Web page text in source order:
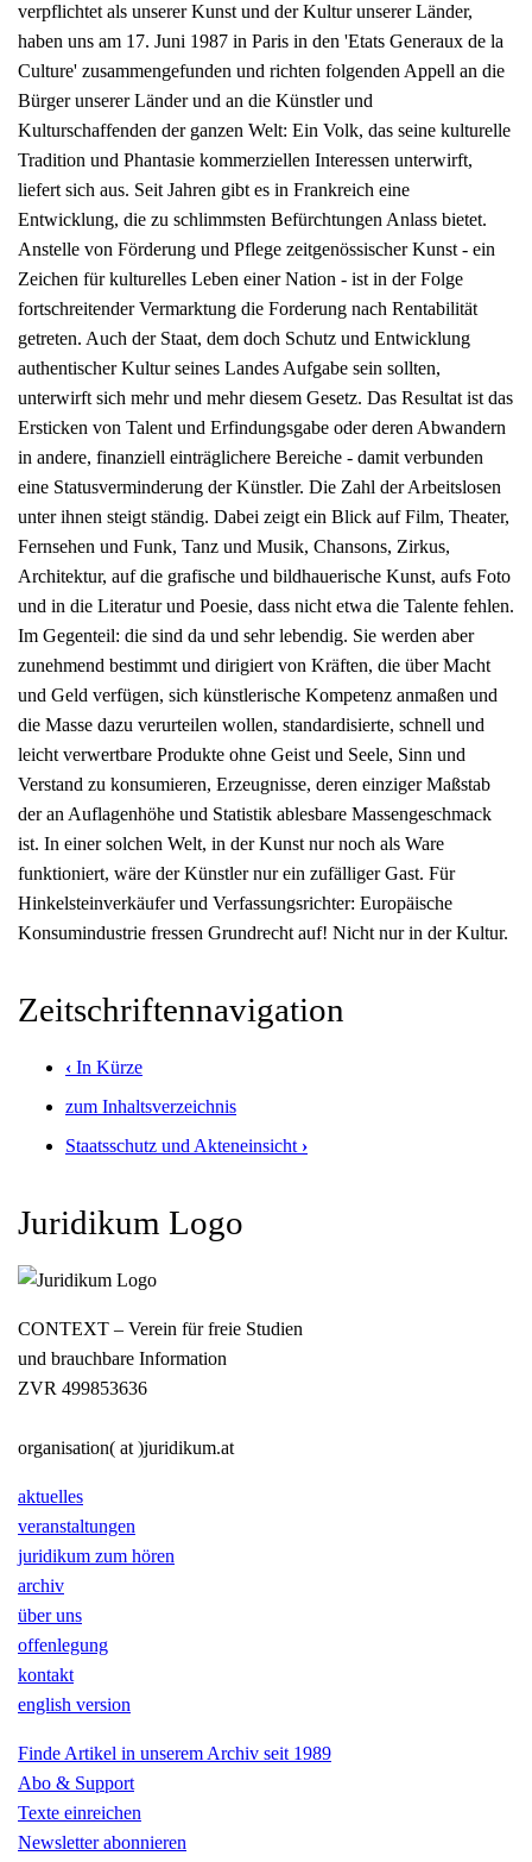
verpflichtet als unserer Kunst und der Kultur unserer Länder,
haben uns am 17. Juni 1987 in Paris in den 'Etats Generaux de la
Culture' zusammengefunden und richten folgenden Appell an die
Bürger unserer Länder und an die Künstler und
Kulturschaffenden der ganzen Welt: Ein Volk, das seine kulturelle
Tradition und Phantasie kommerziellen Interessen unterwirft,
liefert sich aus. Seit Jahren gibt es in Frankreich eine
Entwicklung, die zu schlimmsten Befürchtungen Anlass bietet.
Anstelle von Förderung und Pflege zeitgenössischer Kunst - ein
Zeichen für kulturelles Leben einer Nation - ist in der Folge
fortschreitender Vermarktung die Forderung nach Rentabilität
getreten. Auch der Staat, dem doch Schutz und Entwicklung
authentischer Kultur seines Landes Aufgabe sein sollten,
unterwirft sich mehr und mehr diesem Gesetz. Das Resultat ist das
Ersticken von Talent und Erfindungs­gabe oder deren Abwandern
in andere, finanziell einträglichere Bereiche - damit verbunden
eine Statusverminderung der Künstler. Die Zahl der Arbeitslosen
unter ihnen steigt ständig. Dabei zeigt ein Blick auf Film, Theater,
Fernsehen und Funk, Tanz und Musik, Chansons, Zirkus,
Architektur, auf die grafische und bildhauerische Kunst, aufs Foto
und in die Literatur und Poesie, dass nicht etwa die Talente fehlen.
Im Gegenteil: die sind da und sehr lebendig. Sie werden aber
zunehmend bestimmt und dirigiert von Kräften, die über Macht
und Geld verfügen, sich künstlerische Kompetenz anmaßen und
die Masse dazu verurteilen wollen, standardisierte, schnell und
leicht verwertbare Produkte ohne Geist und Seele, Sinn und
Verstand zu konsumieren, Erzeugnisse, deren einziger Maßstab
der an Auflagenhöhe und Statistik ablesbare Massengeschmack
ist. In einer solchen Welt, in der Kunst nur noch als Ware
funktioniert, wäre der Künstler nur ein zufälliger Gast. Für
Hinkelsteinverkäufer und Verfassungsrichter: Europäische
Konsumindustrie fressen Grundrecht auf! Nicht nur in der Kultur.
Zeitschriftennavigation
‹ In Kürze
zum Inhaltsverzeichnis
Staatsschutz und Akteneinsicht ›
Juridikum Logo
CONTEXT – Verein für freie Studien
und brauchbare Information
ZVR 499853636
organisation( at )juridikum.at
aktuelles
veranstaltungen
juridikum zum hören
archiv
über uns
offenlegung
kontakt
english version
Finde Artikel in unserem Archiv seit 1989
Abo & Support
Texte einreichen
Newsletter abonnieren